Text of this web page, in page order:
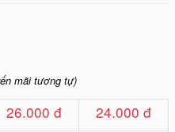
mãi tương tự)
26.000 đ 24.000 đ